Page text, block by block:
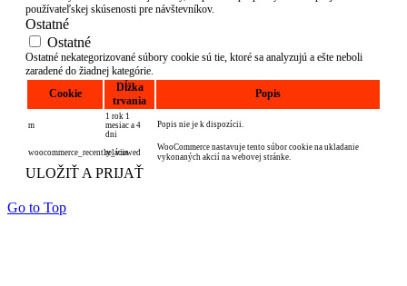
používateľskej skúsenosti pre návštevníkov.
Ostatné
Ostatné
Ostatné nekategorizované súbory cookie sú tie, ktoré sa analyzujú a ešte neboli
zaradené do žiadnej kategórie.
Cookie
Dĺžka
trvania
Popis
m
1 rok 1
mesiac a 4
dni
Popis nie je k dispozícii.
woocommerce_recently_viewed
relácia
WooCommerce nastavuje tento súbor cookie na ukladanie
vykonaných akcií na webovej stránke.
ULOŽIŤ A PRIJAŤ
Go to Top